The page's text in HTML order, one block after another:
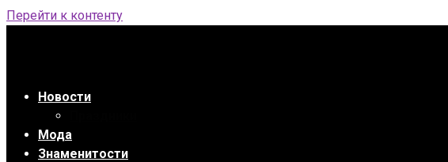
Перейти к контенту
Новости
Мода
Знаменитости